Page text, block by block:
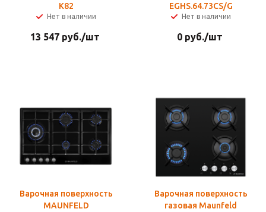
К82
Нет в наличии
13 547руб./шт
EGHS.64.73CS/G
Нет в наличии
0руб./шт
Варочная поверхность
MAUNFELD
Варочная поверхность
газовая Maunfeld